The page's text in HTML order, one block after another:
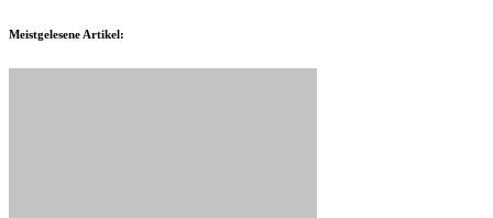
Meistgelesene Artikel: